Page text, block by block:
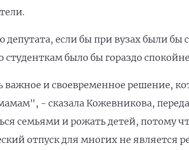
если бы при вузах были бы
студенткам было бы гораздо
важное и своевременное решение,
- сказала Кожевникова,
семьями и рожать детей, потому
отпуск для многих не является